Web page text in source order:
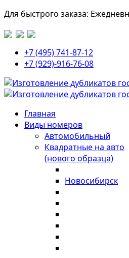
Для быстрого заказа:
+7 (495) 741-87-12
+7 (929)-916-76-08
Главная
Виды номеров
Автомобильный
Квадратные на авто
(нового образца)
Новосибирск